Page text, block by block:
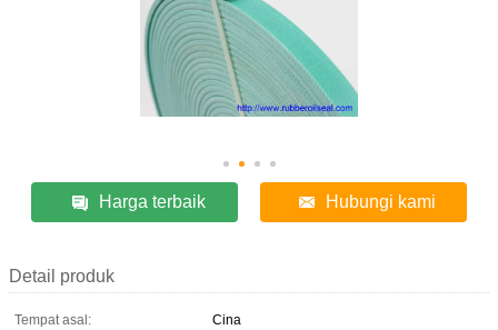
Harga terbaik Hubungi kami
Detail produk
Tempat asal:
Cina